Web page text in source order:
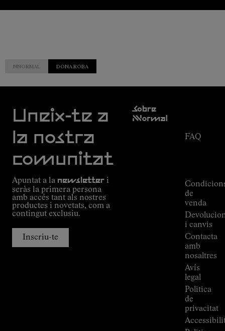
NNORMAL DONA ROBA
Uneix-te a
la nostra
comunitat
Apuntat a la newsletter i
seràs la primera persona
amb accés tant als nostres
productes i novetats, com a
contingut exclusiu.
Inscriu-te
Sobre
Nnormal
FAQ
de
venda
i canvis
Contacta
amb
nosaltres
Avís
legal
Politica
de
privacitat